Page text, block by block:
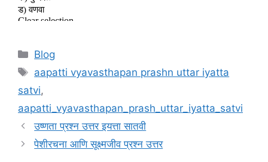
Categories
Blog
Tags
aapatti vyavasthapan prashn uttar iyatta
satvi,
aapatti_vyavasthapan_prash_uttar_iyatta_satvi
उष्णता प्रश्न उत्तर इयत्ता सातवी
पेशीरचना आणि सूक्ष्मजीव प्रश्न उत्तर